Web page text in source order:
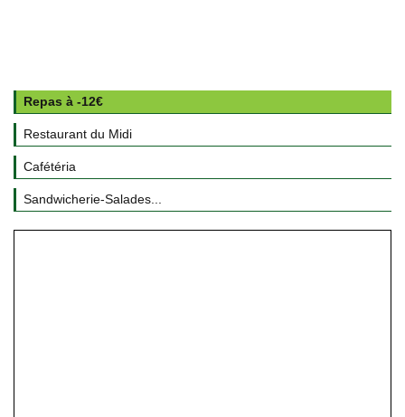
Repas à -12€
Restaurant du Midi
Cafétéria
Sandwicherie-Salades...